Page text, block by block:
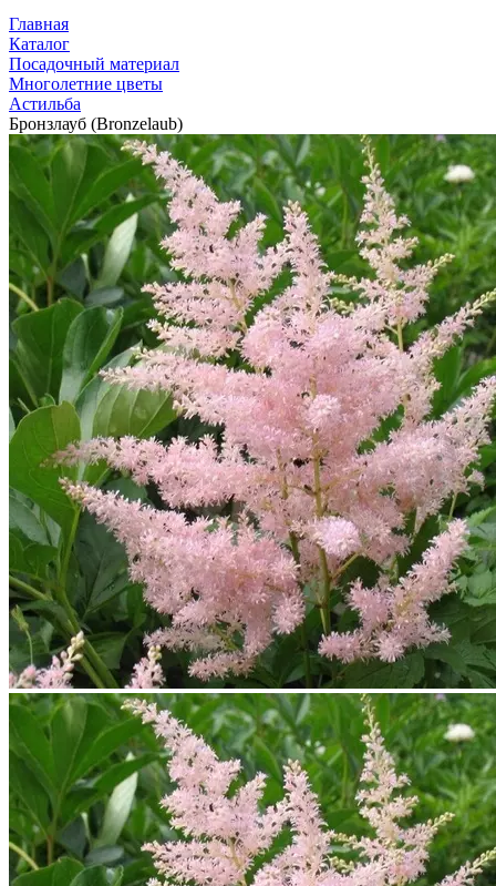
Главная
Каталог
Посадочный материал
Многолетние цветы
Астильба
Бронзлауб (Bronzelaub)